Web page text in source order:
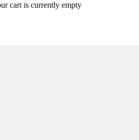
cart is currently empty